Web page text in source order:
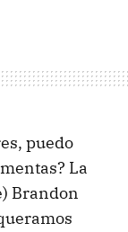
puedo
La
Brandon